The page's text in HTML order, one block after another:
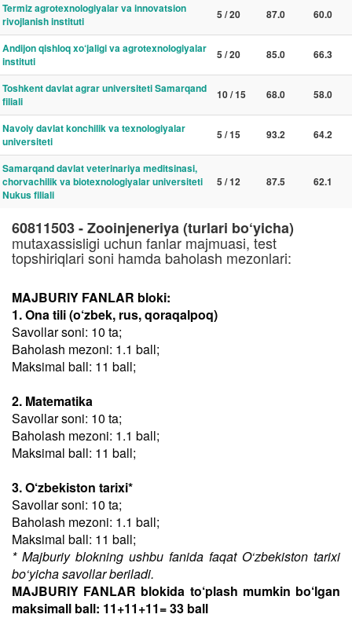
Termiz agrotexnologiyalar va innovatsion
rivojlanish instituti
5 / 20 87.0 60.0
Andijon qishloq xo‘jaligi va agrotexnologiyalar
instituti
5 / 20 85.0 66.3
Toshkent davlat agrar universiteti Samarqand
filiali
10 / 15 68.0 58.0
Navoiy davlat konchilik va texnologiyalar
universiteti
5 / 15 93.2 64.2
Samarqand davlat veterinariya meditsinasi,
chorvachilik va biotexnologiyalar universiteti
Nukus filiali
5 / 12 87.5 62.1
60811503 - Zooinjeneriya (turlari bo‘yicha)
mutaxassisligi uchun fanlar majmuasi, test
topshiriqlari soni hamda baholash mezonlari:
MAJBURIY FANLAR bloki:
1. Ona tili (o‘zbek, rus, qoraqalpoq)
Savollar soni: 10 ta;
Baholash mezoni: 1.1 ball;
Maksimal ball: 11 ball;
2. Matematika
Savollar soni: 10 ta;
Baholash mezoni: 1.1 ball;
Maksimal ball: 11 ball;
3. O‘zbekiston tarixi*
Savollar soni: 10 ta;
Baholash mezoni: 1.1 ball;
Maksimal ball: 11 ball;
* Majburiy blokning ushbu fanida faqat O‘zbekiston tarixi
bo‘yicha savollar beriladi.
MAJBURIY FANLAR blokida to‘plash mumkin bo‘lgan
maksimall ball: 11+11+11= 33 ball